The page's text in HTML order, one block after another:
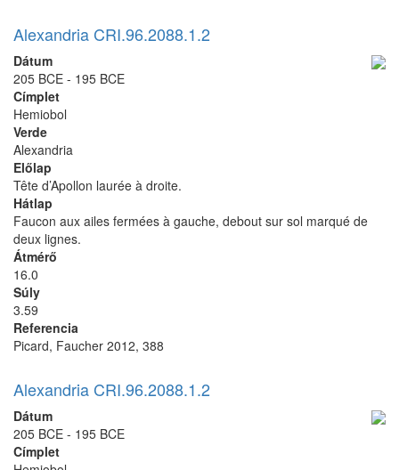
Alexandria CRI.96.2088.1.2
Dátum
205 BCE - 195 BCE
Címplet
Hemiobol
Verde
Alexandria
Előlap
Tête d’Apollon laurée à droite.
Hátlap
Faucon aux ailes fermées à gauche, debout sur sol marqué de
deux lignes.
Átmérő
16.0
Súly
3.59
Referencia
Picard, Faucher 2012, 388
Alexandria CRI.96.2088.1.2
Dátum
205 BCE - 195 BCE
Címplet